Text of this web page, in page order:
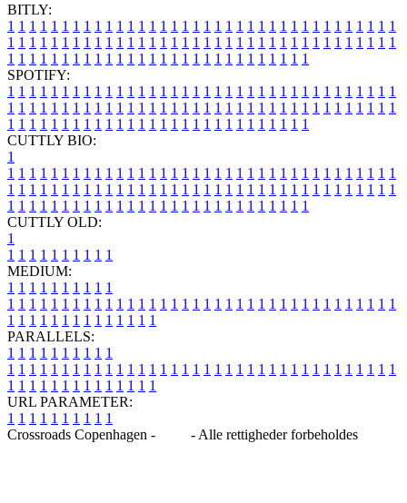
BITLY:
1 1 1 1 1 1 1 1 1 1 1 1 1 1 1 1 1 1 1 1 1 1 1 1 1 1 1 1 1 1 1 1 1 1 1 1
1 1 1 1 1 1 1 1 1 1 1 1 1 1 1 1 1 1 1 1 1 1 1 1 1 1 1 1 1 1 1 1 1 1 1 1
1 1 1 1 1 1 1 1 1 1 1 1 1 1 1 1 1 1 1 1 1 1 1 1 1 1 1 1
SPOTIFY:
1 1 1 1 1 1 1 1 1 1 1 1 1 1 1 1 1 1 1 1 1 1 1 1 1 1 1 1 1 1 1 1 1 1 1 1
1 1 1 1 1 1 1 1 1 1 1 1 1 1 1 1 1 1 1 1 1 1 1 1 1 1 1 1 1 1 1 1 1 1 1 1
1 1 1 1 1 1 1 1 1 1 1 1 1 1 1 1 1 1 1 1 1 1 1 1 1 1 1 1
CUTTLY BIO:
1
1 1 1 1 1 1 1 1 1 1 1 1 1 1 1 1 1 1 1 1 1 1 1 1 1 1 1 1 1 1 1 1 1 1 1 1
1 1 1 1 1 1 1 1 1 1 1 1 1 1 1 1 1 1 1 1 1 1 1 1 1 1 1 1 1 1 1 1 1 1 1 1
1 1 1 1 1 1 1 1 1 1 1 1 1 1 1 1 1 1 1 1 1 1 1 1 1 1 1 1
CUTTLY OLD:
1
1 1 1 1 1 1 1 1 1 1
MEDIUM:
1 1 1 1 1 1 1 1 1 1
1 1 1 1 1 1 1 1 1 1 1 1 1 1 1 1 1 1 1 1 1 1 1 1 1 1 1 1 1 1 1 1 1 1 1 1
1 1 1 1 1 1 1 1 1 1 1 1 1 1
PARALLELS:
1 1 1 1 1 1 1 1 1 1
1 1 1 1 1 1 1 1 1 1 1 1 1 1 1 1 1 1 1 1 1 1 1 1 1 1 1 1 1 1 1 1 1 1 1 1
1 1 1 1 1 1 1 1 1 1 1 1 1 1
URL PARAMETER:
1 1 1 1 1 1 1 1 1 1
Crossroads Copenhagen -
- Alle rettigheder forbeholdes